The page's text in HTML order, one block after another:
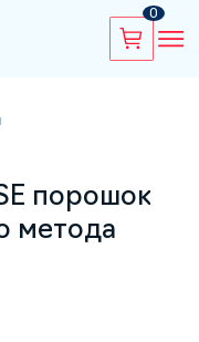
0
порошок
метода